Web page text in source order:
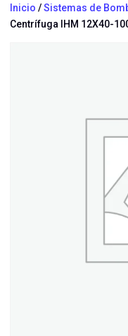
Inicio /Sistemas de
Centrífuga IHM 12X40-